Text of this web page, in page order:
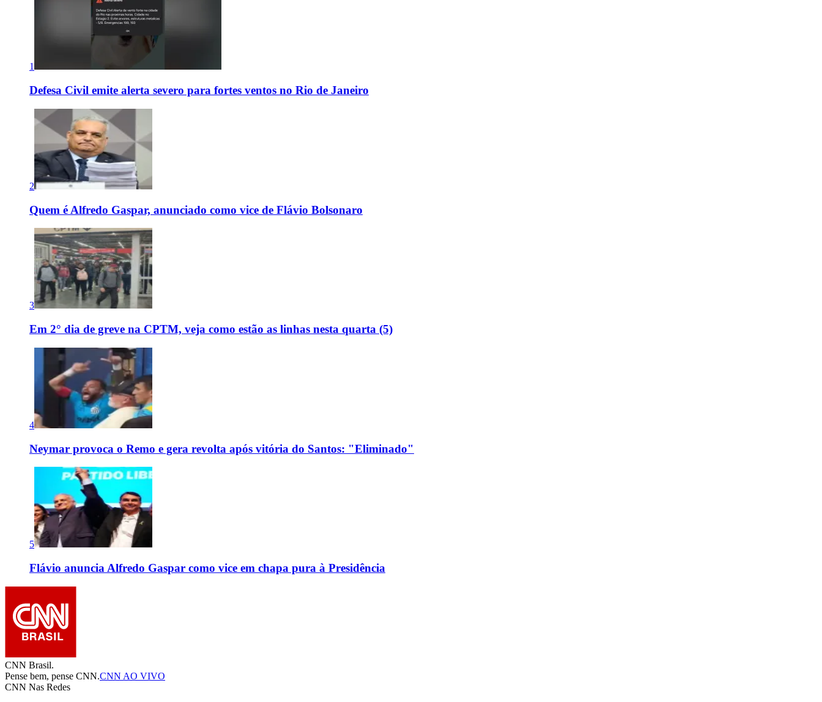
1
Defesa Civil emite alerta severo para fortes ventos no Rio de Janeiro
2
Quem é Alfredo Gaspar, anunciado como vice de Flávio Bolsonaro
3
Em 2° dia de greve na CPTM, veja como estão as linhas nesta quarta (5)
4
Neymar provoca o Remo e gera revolta após vitória do Santos: "Eliminado"
5
Flávio anuncia Alfredo Gaspar como vice em chapa pura à Presidência
CNN Brasil.
Pense bem, pense CNN.CNN AO VIVO
CNN Nas Redes